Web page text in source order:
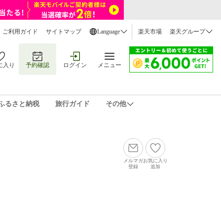
ご利用ガイド サイトマップ Language 楽天市場 楽天グループ
入り 予約確認 ログイン メニュー
るさと納税 旅行ガイド その他
メルマガ
登録
お気に入り
追加